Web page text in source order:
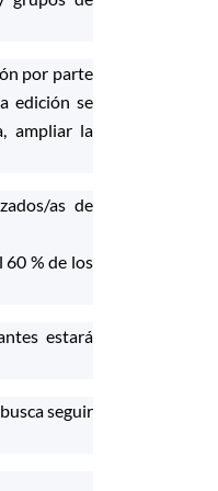
por parte
edición se
ampliar la
as de
60 % de los
estará
seguir